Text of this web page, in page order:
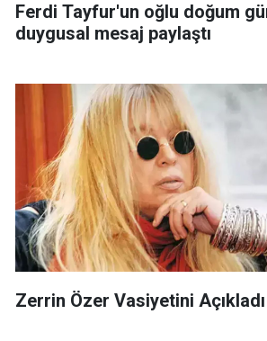
Ferdi Tayfur'un oğlu doğum
duygusal mesaj paylaştı
Zerrin Özer Vasiyetini Açıkladı